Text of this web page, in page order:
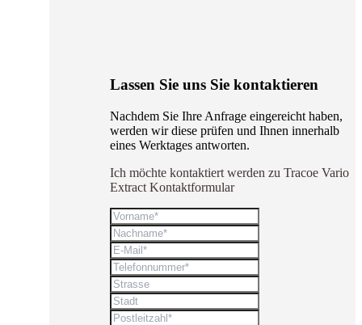
Lassen Sie uns Sie kontaktieren
Nachdem Sie Ihre Anfrage eingereicht haben,
werden wir diese prüfen und Ihnen innerhalb
eines Werktages antworten.
Ich möchte kontaktiert werden zu Tracoe Vario
Extract Kontaktformular